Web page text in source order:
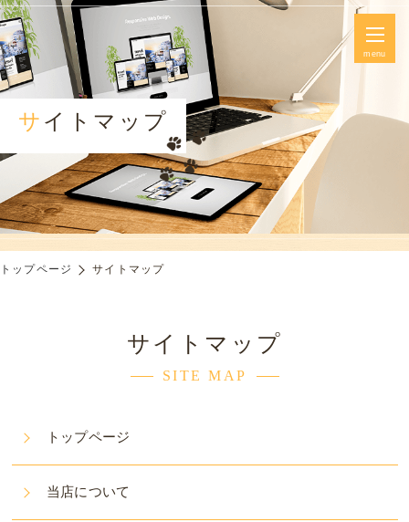
menu
サイトマップ
トップページ サイトマップ
サイトマップ
SITE MAP
トップページ
当店について